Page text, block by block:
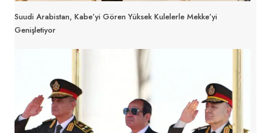
Suudi Arabistan, Kabe’yi Gören Yüksek Kulelerle Mekke’yi
Genişletiyor